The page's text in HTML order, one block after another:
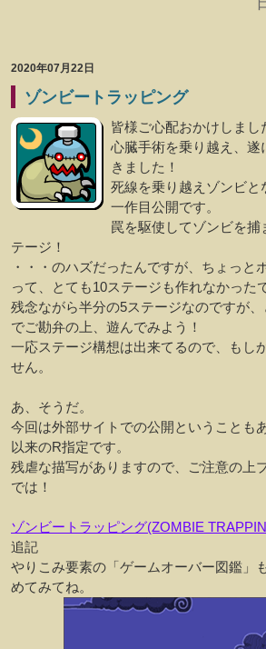
2020年07月22日
ゾンビートラッピング
皆様ご心配おかけしまし
心臓手術を乗り越え、
きました！
死線を乗り越えゾンビ
一作目公開です。
罠を駆使してゾンビを
テージ！
・・・のハズだったんですが、ちょっと
って、とても10ステージも作れなかった
残念ながら半分の5ステージなのですが
でご勘弁の上、遊んでみよう！
一応ステージ構想は出来てるので、もし
せん。
あ、そうだ。
今回は外部サイトでの公開ということも
以来のR指定です。
残虐な描写がありますので、ご注意の上
では！
ゾンビートラッピング(ZOMBIE
追記
やりこみ要素の「ゲームオーバー図鑑」
めてみてね。